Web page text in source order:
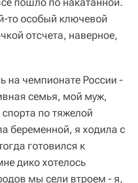
то особый ключевой
отсчета, наверное,
на чемпионате России -
семья, мой муж,
по тяжелой
беременной, я ходила с
готовился к
дико хотелось
мы сели втроем - я,